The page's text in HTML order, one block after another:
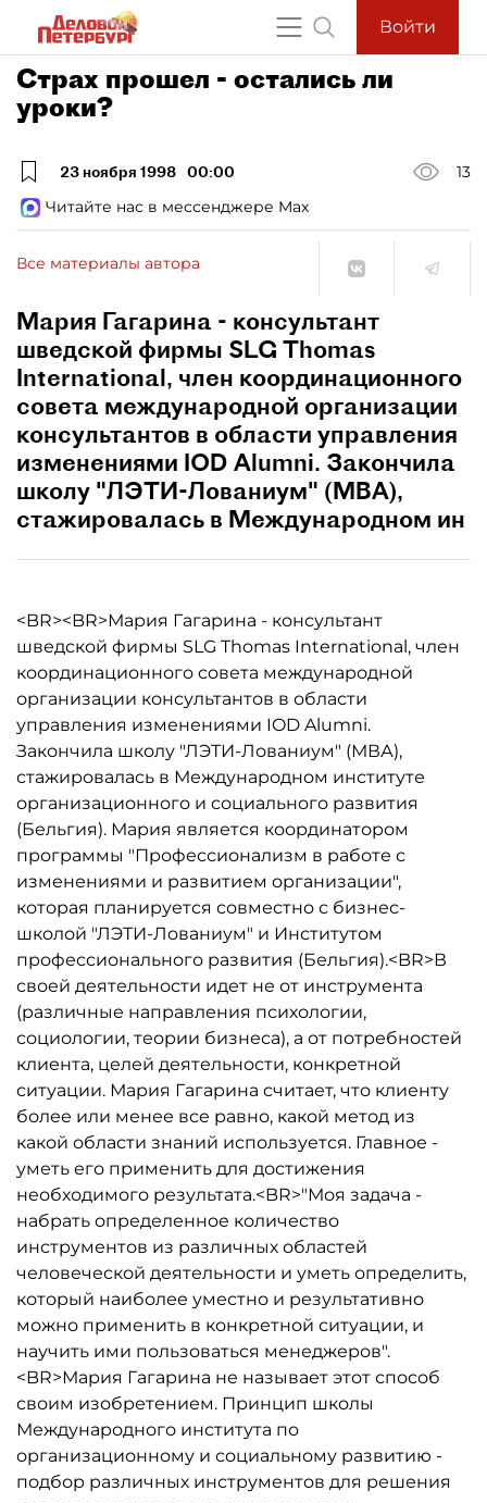
Войти
Страх прошел - остались ли
уроки?
23 ноября 1998 00:00
13
Читайте нас в мессенджере Max
Все материалы автора
Мария Гагарина - консультант
шведской фирмы SLG Thomas
International, член координационного
совета международной организации
консультантов в области управления
изменениями IOD Alumni. Закончила
школу "ЛЭТИ-Лованиум" (МВА),
стажировалась в Международном ин
<BR><BR>Мария Гагарина - консультант
шведской фирмы SLG Thomas International, член
координационного совета международной
организации консультантов в области
управления изменениями IOD Alumni.
Закончила школу "ЛЭТИ-Лованиум" (МВА),
стажировалась в Международном институте
организационного и социального развития
(Бельгия). Мария является координатором
программы "Профессионализм в работе с
изменениями и развитием организации",
которая планируется совместно с бизнес-
школой "ЛЭТИ-Лованиум" и Институтом
профессионального развития (Бельгия).<BR>В
своей деятельности идет не от инструмента
(различные направления психологии,
социологии, теории бизнеса), а от потребностей
клиента, целей деятельности, конкретной
ситуации. Мария Гагарина считает, что клиенту
более или менее все равно, какой метод из
какой области знаний используется. Главное -
уметь его применить для достижения
необходимого результата.<BR>"Моя задача -
набрать определенное количество
инструментов из различных областей
человеческой деятельности и уметь определить,
который наиболее уместно и результативно
можно применить в конкретной ситуации, и
научить ими пользоваться менеджеров".
<BR>Мария Гагарина не называет этот способ
своим изобретением. Принцип школы
Международного института по
организационному и социальному развитию -
подбор различных инструментов для решения